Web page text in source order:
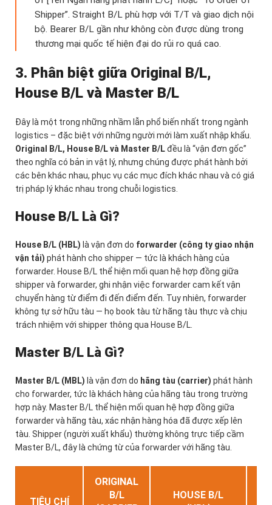
Shipper”. Straight B/L phù hợp với T/T và giao dịch nội
bộ. Bearer B/L gần như không còn được dùng trong
thương mại quốc tế hiện đại do rủi ro quá cao.
3. Phân biệt giữa Original B/L,
House B/L và Master B/L
Đây là một trong những nhầm lẫn phổ biến nhất trong ngành
logistics – đặc biệt với những người mới làm xuất nhập khẩu.
Original B/L, House B/L và Master B/Lđều là “vận đơn gốc”
theo nghĩa có bản in vật lý, nhưng chúng được phát hành bởi
các bên khác nhau, phục vụ các mục đích khác nhau và có giá
trị pháp lý khác nhau trong chuỗi logistics.
House B/L Là Gì?
House B/L (HBL) là vận đơn do forwarder (công ty giao nhận
vận tải) phát hành cho shipper — tức là khách hàng của
forwarder. House B/L thể hiện mối quan hệ hợp đồng giữa
shipper và forwarder, ghi nhận việc forwarder cam kết vận
chuyển hàng từ điểm đi đến điểm đến. Tuy nhiên, forwarder
không tự sở hữu tàu — họ book tàu từ hãng tàu thực và chịu
trách nhiệm với shipper thông qua House B/L.
Master B/L Là Gì?
Master B/L (MBL) là vận đơn do hãng tàu (carrier) phát hành
cho forwarder, tức là khách hàng của hãng tàu trong trường
hợp này. Master B/L thể hiện mối quan hệ hợp đồng giữa
forwarder và hãng tàu, xác nhận hàng hóa đã được xếp lên
tàu. Shipper (người xuất khẩu) thường không trực tiếp cầm
Master B/L, đây là chứng từ của forwarder với hãng tàu.
TIÊU CHÍ
ORIGINAL
B/L
HOUSE B/L